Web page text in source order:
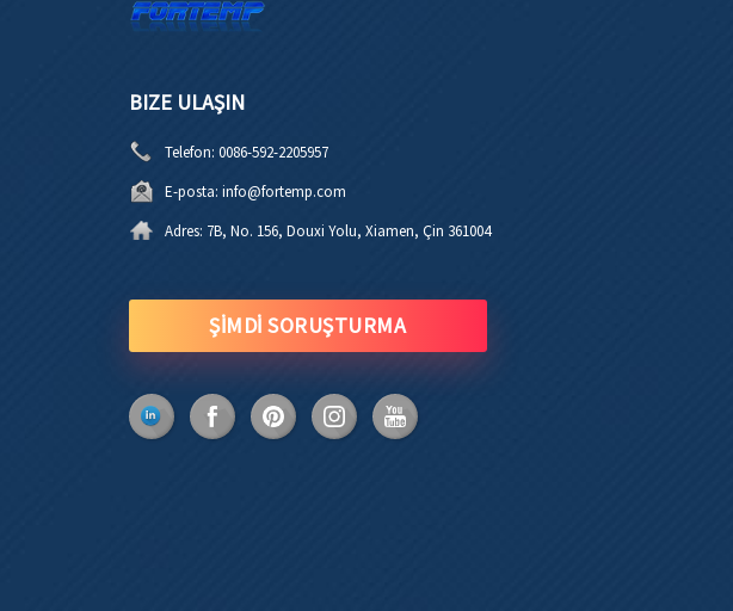
BIZE ULAŞIN
Telefon: 0086-592-2205957
E-posta: info@fortemp.com
Adres: 7B, No. 156, Douxi Yolu, Xiamen, Çin 361004
ŞİMDİ SORUŞTURMA